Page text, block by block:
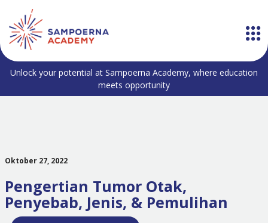
Unlock your potential at Sampoerna Academy, where education
meets opportunity
Oktober 27, 2022
Pengertian Tumor Otak,
Penyebab, Jenis, & Pemulihan